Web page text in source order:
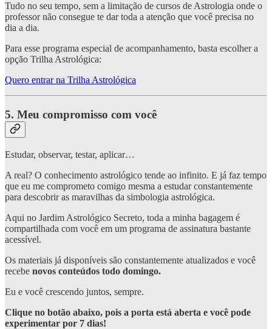
Tudo no seu tempo, sem a limitação de cursos de Astrologia onde o
professor não consegue te dar toda a atenção que você precisa no
dia a dia.
Para esse programa especial de acompanhamento, basta escolher a
opção Trilha Astrológica:
Quero entrar na Trilha Astrológica
5. Meu compromisso com você
Estudar, observar, testar, aplicar…
A real? O conhecimento astrológico tende ao infinito. E já faz tempo
que eu me comprometo comigo mesma a estudar constantemente
para descobrir as maravilhas da simbologia astrológica.
Aqui no Jardim Astrológico Secreto, toda a minha bagagem é
compartilhada com você em um programa de assinatura bastante
acessível.
Os materiais já disponíveis são constantemente atualizados e você
recebe novos conteúdos todo domingo.
Eu e você crescendo juntos, sempre.
Clique no botão abaixo, pois a porta está aberta e você pode
experimentar por 7 dias!